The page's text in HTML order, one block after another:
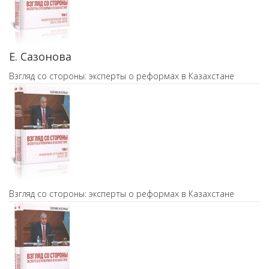
Е. Сазонова
Взгляд со стороны: эксперты о реформах в Казахстане
Взгляд со стороны: эксперты о реформах в Казахстане